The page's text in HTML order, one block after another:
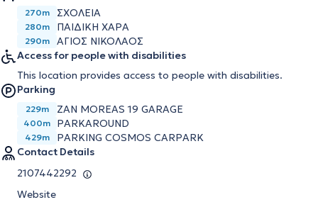
270m ΣΧΟΛΕΙΑ
280m ΠΑΙΔΙΚΗ ΧΑΡΑ
290m
ΑΓΙΟΣ ΝΙΚΟΛΑΟΣ
Access for people with disabilities
This location provides access to people with disabilities.
Parking
229m ZAN MOREAS 19 GARAGE
400m PARKAROUND
429m
PARKING COSMOS CARPARK
Contact Details
2107442292
Website